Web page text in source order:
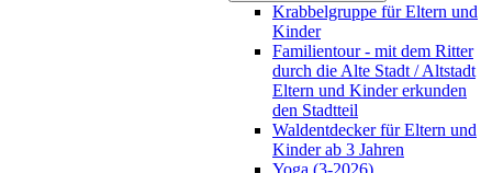
Krabbelgruppe für Eltern und
Kinder
Familientour - mit dem Ritter
durch die Alte Stadt / Altstadt
Eltern und Kinder erkunden
den Stadtteil
Waldentdecker für Eltern und
Kinder ab 3 Jahren
Yoga (3-2026)